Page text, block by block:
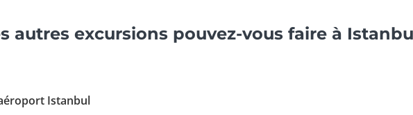
autres excursions pouvez-vous faire à
Istanbul